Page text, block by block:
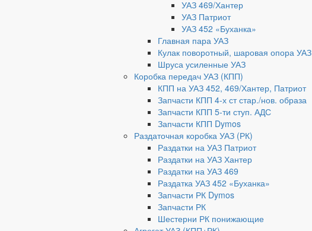
УАЗ 469/Хантер
УАЗ Патриот
УАЗ 452 «Буханка»
Главная пара УАЗ
Кулак поворотный, шаровая опора УАЗ
Шруса усиленные УАЗ
Коробка передач УАЗ (КПП)
КПП на УАЗ 452, 469/Хантер, Патриот
Запчасти КПП 4-х ст стар./нов. образа
Запчасти КПП 5-ти ступ. АДС
Запчасти КПП Dymos
Раздаточная коробка УАЗ (РК)
Раздатки на УАЗ Патриот
Раздатки на УАЗ Хантер
Раздатки на УАЗ 469
Раздатка УАЗ 452 «Буханка»
Запчасти РК Dymos
Запчасти РК
Шестерни РК понижающие